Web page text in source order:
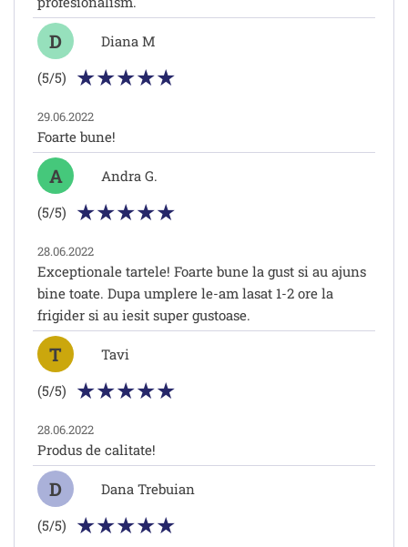
D
Diana M
(5/5)
29.06.2022
Foarte bune!
A
Andra G.
(5/5)
28.06.2022
Exceptionale tartele! Foarte bune la gust si au ajuns
bine toate. Dupa umplere le-am lasat 1-2 ore la
frigider si au iesit super gustoase.
T
Tavi
(5/5)
28.06.2022
Produs de calitate!
D
Dana Trebuian
(5/5)